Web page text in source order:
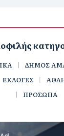
ΔΗΜΟΣ
ΕΚΛΟΓΕΣ
ΠΡΟΣΩΠΑ